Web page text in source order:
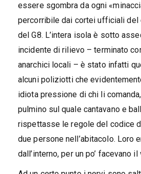
essere sgombra da ogni
percorribile dai cortei ufficiali del
del G8. L’intera isola è sotto
incidente di rilievo – terminato
anarchici locali – è stato infatti
alcuni poliziotti che
idiota pressione di chi li
pulmino sul quale cantavano e
rispettasse le regole del codice
due persone nell’abitacolo. Loro
dall’interno, per un po’ facevano